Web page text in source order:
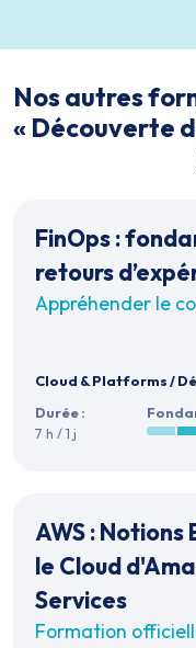
Nos autres
« Découverte
FinOps :
retours
Appréhender le
Cloud & Platforms/
Durée :
7 h / 1 j
AWS : Notions
le Cloud
Services
Formation